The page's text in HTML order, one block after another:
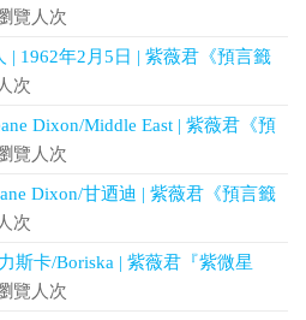
覽人次
| 1962年2月5日 | 紫薇君《預言籤
次
Dixon/Middle East | 紫薇君《預
覽人次
Dixon/甘迺迪 | 紫薇君《預言籤
次
斯卡/Boriska | 紫薇君『紫微星
覽人次